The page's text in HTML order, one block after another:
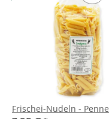
Frischei-Nudeln - Penne